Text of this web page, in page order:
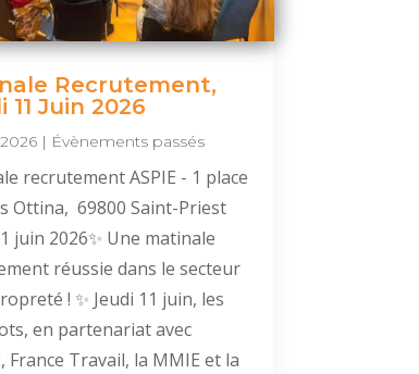
Recrutement,
11 Juin 2026
| Évènements passés
recrutement ASPIE - 1 place
Ottina, 69800 Saint-Priest
juin 2026✨ Une matinale
réussie dans le secteur
! ✨ Jeudi 11 juin, les
en partenariat avec
France Travail, la MMIE et la